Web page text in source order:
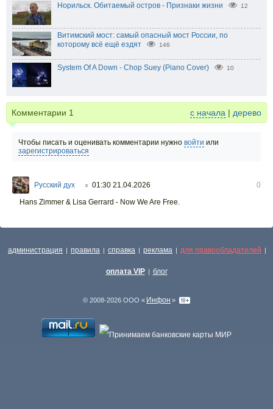
Норильск. Обитаемый остров - Признаки жизни 12
Витимский мост: самый опасный мост России, по
которому всё ещё ездят
146
System Of A Down - Chop Suey (Piano Cover) 10
Комментарии 1 с начала | дерево
Чтобы писать и оценивать комментарии нужно войти или
зарегистрироваться
Русский дух ○ 01:30 21.04.2026
0
Hans Zimmer & Lisa Gerrard - Now We Are Free.
администрация | правила | справка | реклама | для правообладателей |
оплата VIP | блог
© 2008-2026 ООО « Инфон »